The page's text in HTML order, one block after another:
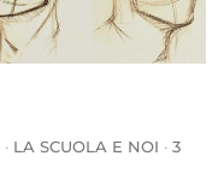
· LA SCUOLA E NOI · 3